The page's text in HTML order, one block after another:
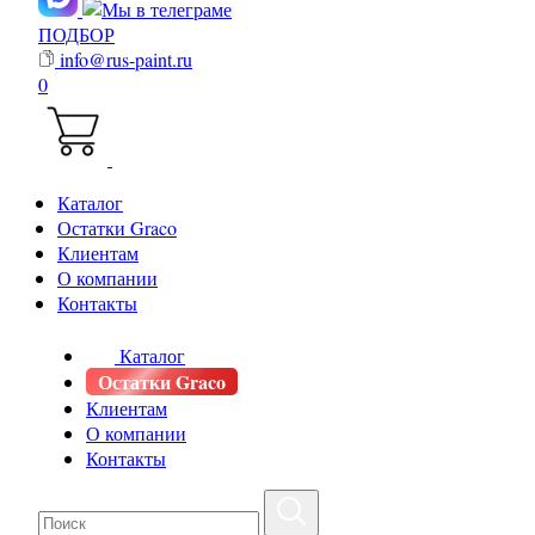
ПОДБОР
info@rus-paint.ru
0
Каталог
Остатки Graco
Клиентам
О компании
Контакты
Каталог
Остатки Graco
Клиентам
О компании
Контакты